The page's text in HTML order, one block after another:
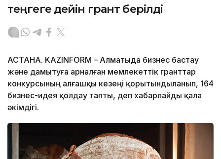
теңгеге дейін грант берілді
АСТАНА. KAZINFORM – Алматыда бизнес бастау
және дамытуға арналған мемлекеттік гранттар
конкурсының алғашқы кезеңі қорытындыланып, 164
бизнес-идея қолдау тапты, деп хабарлайды қала
әкімдігі.